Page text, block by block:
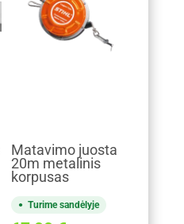
Matavimo juosta
20m metalinis
korpusas
Turime sandėlyje